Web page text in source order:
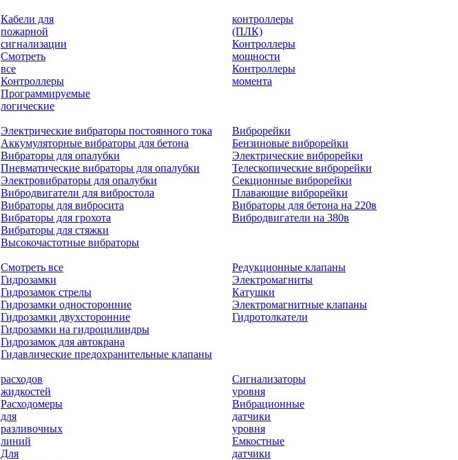
Кабели для
пожарной
сигнализации
Смотреть
все
Контроллеры
Программируемые
логические
контроллеры
(ПЛК)
Контроллеры
мощности
Контроллеры
момента
Электрические вибраторы постоянного тока
Аккумуляторные вибраторы для бетона
Вибраторы для опалубки
Пневматические вибраторы для опалубки
Электровибраторы для опалубки
Вибродвигатели для вибростола
Вибраторы для вибросита
Вибраторы для грохота
Вибраторы для стяжки
Высокочастотные вибраторы
Виброрейки
Бензиновые виброрейки
Электрические виброрейки
Телескопические виброрейки
Секционные виброрейки
Плавающие виброрейки
Вибраторы для бетона на 220в
Вибродвигатели на 380в
Смотреть все
Гидрозамки
Гидрозамок стрелы
Гидрозамки односторонние
Гидрозамки двухсторонние
Гидрозамки на гидроцилиндры
Гидрозамок для автокрана
Гидавлические предохранительные клапаны
Редукционные клапаны
Электромагниты
Катушки
Электромагнитные клапаны
Гидротолкатели
расходов
жидкостей
Расходомеры
для
разливочных
линий
Для
Сигнализаторы
уровня
Вибрационные
датчики
уровня
Емкостные
датчики